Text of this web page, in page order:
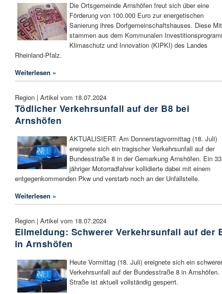
Die Ortsgemeinde Arnshöfen freut sich über eine
Förderung von 100.000 Euro zur energetischen
Sanierung ihres Dorfgemeinschaftshauses. Diese
stammen aus dem Kommunalen
Klimaschutz und Innovation (KIPKI) des Landes
Rheinland-Pfalz.
Weiterlesen »
Region | Artikel vom 18.07.2024
Tödlicher Verkehrsunfall auf der B8 bei
Arnshöfen
AKTUALISIERT: Am Donnerstagvormittag (18. Juli)
ereignete sich ein tragischer Verkehrsunfall auf der
Bundesstraße 8 in der Gemarkung Arnshöfen. Ein
jähriger Motorradfahrer kollidierte dabei mit einem
entgegenkommenden Pkw und verstarb noch an der Unfallstelle.
Weiterlesen »
Region | Artikel vom 18.07.2024
Eilmeldung: Schwerer Verkehrsunfall auf der
in Arnshöfen
Heute Vormittag (18. Juli) ereignete sich ein schwerer
Verkehrsunfall auf der Bundesstraße 8 in Arnshöfen.
Straße ist aktuell vollständig gesperrt.